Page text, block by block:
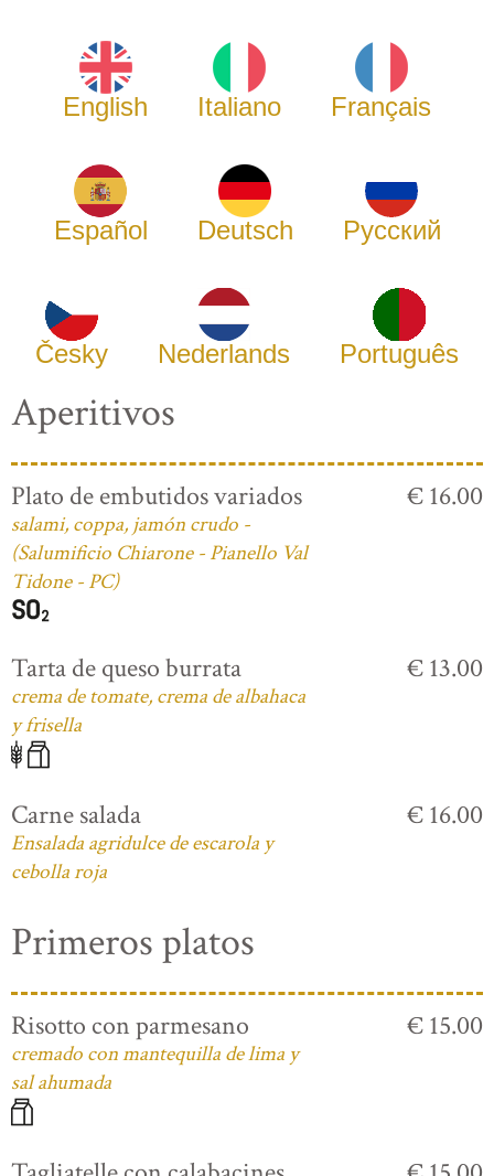
English Italiano Français
Español Deutsch Русский
Česky Nederlands Português
Aperitivos
Plato de embutidos variados
salami, coppa, jamón crudo -
(Salumificio Chiarone - Pianello Val
Tidone - PC)
€ 16.00
Tarta de queso burrata
crema de tomate, crema de albahaca
y frisella
€ 13.00
Carne salada
Ensalada agridulce de escarola y
cebolla roja
€ 16.00
Primeros platos
Risotto con parmesano
cremado con mantequilla de lima y
sal ahumada
€ 15.00